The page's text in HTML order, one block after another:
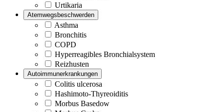
Urtikaria
Atemwegsbeschwerden
Asthma
Bronchitis
COPD
Hyperreagibles Bronchialsystem
Reizhusten
Autoimmunerkrankungen
Colitis ulcerosa
Hashimoto-Thyreoiditis
Morbus Basedow